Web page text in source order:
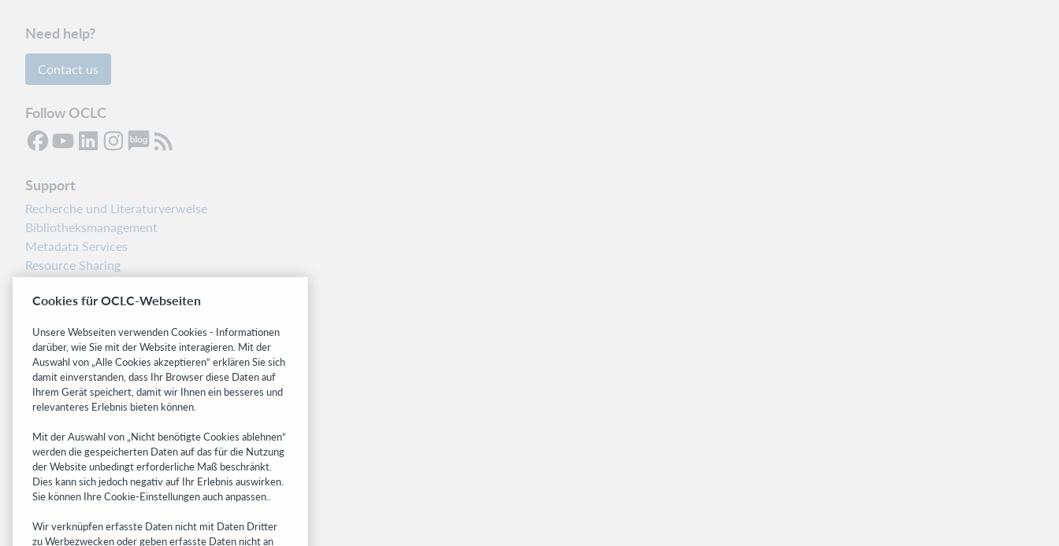
Need help?
Contact us
Follow OCLC
Support
Recherche und Literaturverweise
Bibliotheksmanagement
Metadata Services
Resource Sharing
Freigabemitteilungen
Related sites
OCLC.org
BibFormats
Research
WebJunction
Developer Network
Cookies für OCLC-Webseiten
Unsere Webseiten verwenden Cookies - Informationen
darüber, wie Sie mit der Website interagieren. Mit der
Auswahl von „Alle Cookies akzeptieren“ erklären Sie sich
damit einverstanden, dass Ihr Browser diese Daten auf
Ihrem Gerät speichert, damit wir Ihnen ein besseres und
relevanteres Erlebnis bieten können.
Mit der Auswahl von „Nicht benötigte Cookies ablehnen“
werden die gespeicherten Daten auf das für die Nutzung
der Website unbedingt erforderliche Maß beschränkt.
Dies kann sich jedoch negativ auf Ihr Erlebnis auswirken.
Sie können Ihre Cookie-Einstellungen auch anpassen..
Wir verknüpfen erfasste Daten nicht mit Daten Dritter
zu Werbezwecken oder geben erfasste Daten nicht an